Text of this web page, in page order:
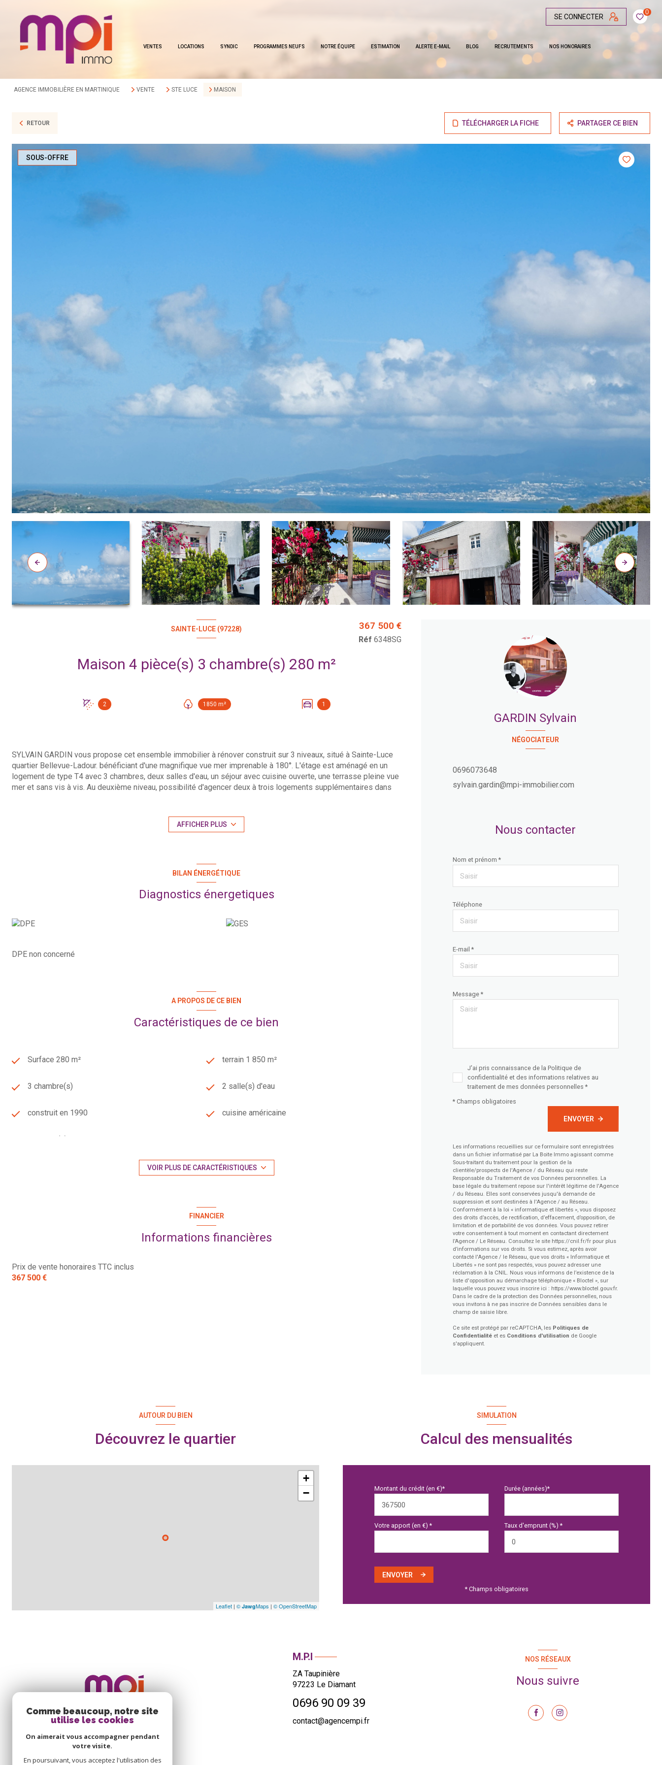
SE CONNECTER
0
VENTES LOCATIONS SYNDIC PROGRAMMES NEUFS NOTRE ÉQUIPE ESTIMATION ALERTE E-MAIL BLOG RECRUTEMENTS NOS HONORAIRES
AGENCE IMMOBILIÈRE EN MARTINIQUE VENTE STE LUCE MAISON
RETOUR TÉLÉCHARGER LA FICHE PARTAGER CE BIEN
SOUS-OFFRE
SAINTE-LUCE (97228)
Maison 4 pièce(s) 3 chambre(s) 280 m²
2 1850 m² 1
367 500 €
Réf 6348SG
SYLVAIN GARDIN vous propose cet ensemble immobilier à rénover construit sur 3 niveaux, situé à Sainte-Luce
quartier Bellevue-Ladour. bénéficiant d'une magnifique vue mer imprenable à 180°. L'étage est aménagé en un
logement de type T4 avec 3 chambres, deux salles d'eau, un séjour avec cuisine ouverte, une terrasse pleine vue
mer et sans vis à vis. Au deuxième niveau, possibilité d'agencer deux à trois logements supplémentaires dans
résidence principale et projet locatif. Prix honoraires d'agence inclus 367500€. Conatcter sylvain.gardin@mpi-
AFFICHER PLUS
BILAN ÉNERGÉTIQUE
Diagnostics énergetiques
DPE non concerné
A PROPOS DE CE BIEN
Caractéristiques de ce bien
Surface 280 m² terrain 1 850 m²
3 chambre(s) 2 salle(s) d'eau
construit en 1990 cuisine américaine
1 garage(s)
vue mer
quartier Bellevue Ladour
VOIR PLUS DE CARACTÉRISTIQUES
FINANCIER
Informations financières
Prix de vente honoraires TTC inclus
367 500 €
NÉGOCIATEUR
GARDIN Sylvain
0696073648
sylvain.gardin@mpi-immobilier.com
Nous contacter
Nom et prénom *
Téléphone
E-mail *
Message *
J'ai pris connaissance de la Politique de
confidentialité et des informations relatives au
traitement de mes données personnelles *
* Champs obligatoires
ENVOYER
Les informations recueillies sur ce formulaire sont enregistrées
dans un fichier informatisé par La Boite Immo agissant comme
Sous-traitant du traitement pour la gestion de la
clientèle/prospects de l'Agence / du Réseau qui reste
Responsable du Traitement de vos Données personnelles. La
base légale du traitement repose sur l'intérêt légitime de l'Agence
/ du Réseau. Elles sont conservées jusqu'à demande de
suppression et sont destinées à l'Agence / au Réseau.
Conformément à la loi « informatique et libertés », vous disposez
des droits d’accès, de rectification, d’effacement, d’opposition, de
limitation et de portabilité de vos données. Vous pouvez retirer
votre consentement à tout moment en contactant directement
l’Agence / Le Réseau. Consultez le site https://cnil.fr/frpour plus
d’informations sur vos droits. Si vous estimez, après avoir
contacté l'Agence / le Réseau, que vos droits « Informatique et
Libertés » ne sont pas respectés, vous pouvez adresser une
réclamation à la CNIL. Nous vous informons de l’existence de la
liste d'opposition au démarchage téléphonique « Bloctel », sur
laquelle vous pouvez vous inscrire ici : https://www.bloctel.gouv.fr.
Dans le cadre de la protection des Données personnelles, nous
vous invitons à ne pas inscrire de Données sensibles dans le
champ de saisie libre.
Ce site est protégé par reCAPTCHA, les Politiques de
Confidentialitéet es Conditions d'utilisation de Google
s'appliquent.
AUTOUR DU BIEN
Découvrez le quartier
+
−
Leaflet | © JawgMaps | © OpenStreetMap
SIMULATION
Calcul des mensualités
Montant du crédit (en €)* Durée (années)*
Votre apport (en €) * Taux d'emprunt (%) *
ENVOYER
* Champs obligatoires
M.P.I
ZA Taupinière
97223 Le Diamant
0696 90 09 39
contact@agencempi.fr
NOS RÉSEAUX
Nous suivre
Comme beaucoup, notre site
utilise les cookies
On aimerait vous accompagner pendant
votre visite.
En poursuivant, vous acceptez l'utilisation des